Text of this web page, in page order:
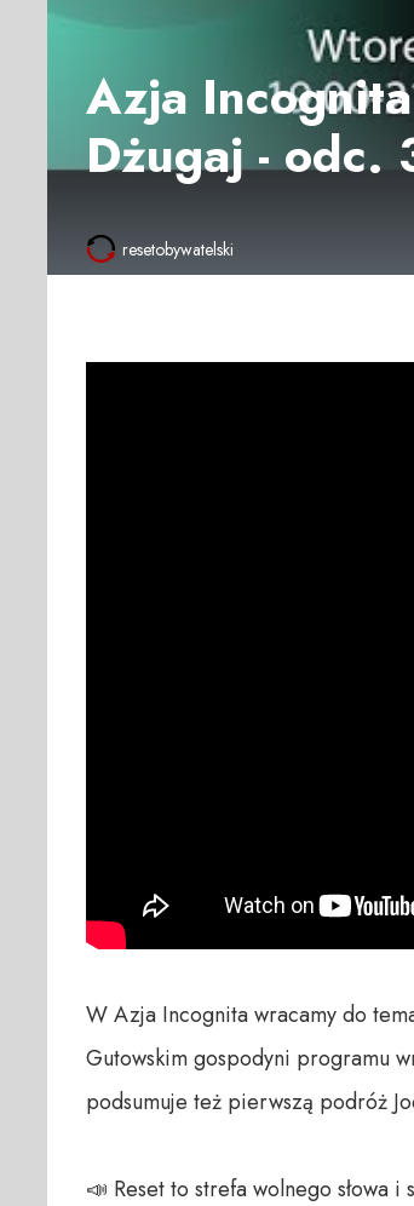
Azja
Dżugaj - odc.
resetobywatelski
W Azja Incognita wracamy do
Gutowskim gospodyni programu
podsumuje też pierwszą podróż
📣 Reset to strefa wolnego słowa